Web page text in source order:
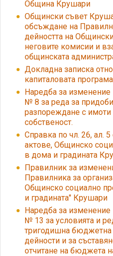
Община Крушари
Общински съвет
обсъждане на
дейността на
неговите комисии и
общинската
Докладна записка
капиталовата
Наредба за
№ 8 за реда за
разпореждане с
собственост.
Справка по чл. 26, ал.
актове, Общинско
в дома и градината
Правилник за
Правилника за
Общинско социално
и градината" Крушари
Наредба за
№ 13 за условията и
тригодишна бюджетна
дейности и за
отчитане на бюджета